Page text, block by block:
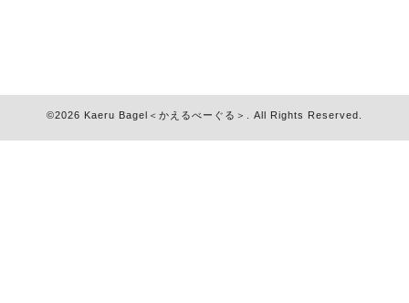
©2026 Kaeru Bagel＜かえるべーぐる＞ . All Rights Reserved.